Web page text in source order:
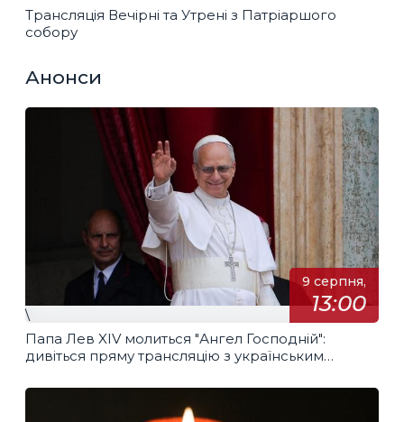
Трансляція Вечірні та Утрені з Патріаршого
собору
Анонси
9 серпня,
13:00
\
Папа Лев XIV молиться "Ангел Господній":
дивіться пряму трансляцію з українським